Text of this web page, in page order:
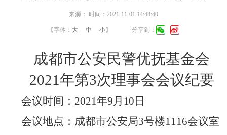
来源： 时间：2021-11-01 14:48:40
【字体： 大 中 小】 分享到：
成都市公安民警优抚基金会
2021年第3次理事会会议纪要
会议时间： 2021年9月 10 日
会议地点： 成都市公安局3号楼1116会议室